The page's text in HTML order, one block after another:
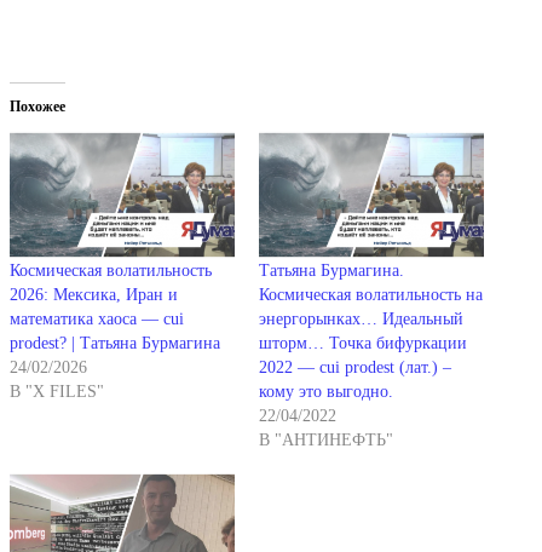
Похожее
Космическая волатильность
2026: Мексика, Иран и
математика хаоса — cui
prodest? | Татьяна Бурмагина
24/02/2026
В "X FILES"
Татьяна Бурмагина.
Космическая волатильность на
энергорынках… Идеальный
шторм… Точка бифуркации
2022 — cui prodest (лат.) –
кому это выгодно.
22/04/2022
В "АНТИНЕФТЬ"